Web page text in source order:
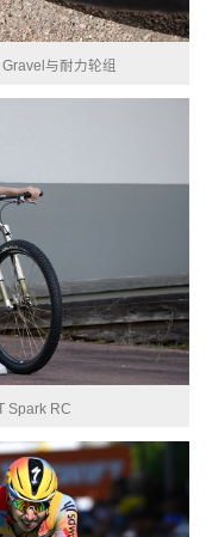
与耐力轮组
Spark RC